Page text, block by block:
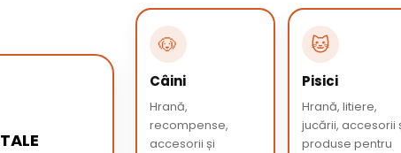
🐶
Câini
Hrană,
recompense,
accesorii și
🐱
Pisici
Hrană, litiere,
jucării, accesorii
produse pentru